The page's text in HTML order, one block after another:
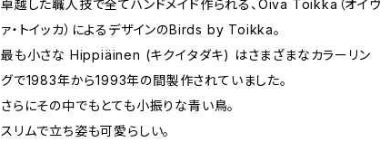
卓越した職人技で全てハンドメイド作られる、Oiva Toikka（オイヴ
ァ・トイッカ）によるデザインのBirds by Toikka。
最も小さな Hippiäinen (キクイタダキ) はさまざまなカラーリン
グで1983年から1993年の間製作されていました。
さらにその中でもとても小振りな青い鳥。
スリムで立ち姿も可愛らしい。